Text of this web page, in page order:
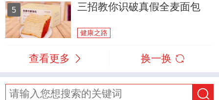
5 三招教你识破真假全麦面包
健康之路
查看更多 换一换